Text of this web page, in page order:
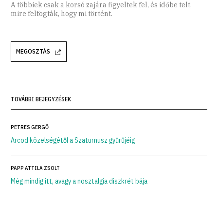
A többiek csak a korsó zajára figyeltek fel, és időbe telt,
mire felfogták, hogy mi történt.
MEGOSZTÁS
TOVÁBBI BEJEGYZÉSEK
PETRES GERGŐ
Arcod közelségétől a Szaturnusz gyűrűjéig
PAPP ATTILA ZSOLT
Még mindig itt, avagy a nosztalgia diszkrét bája